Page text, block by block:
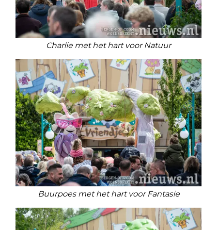
Charlie met het hart voor Natuur
Buurpoes met het hart voor Fantasie